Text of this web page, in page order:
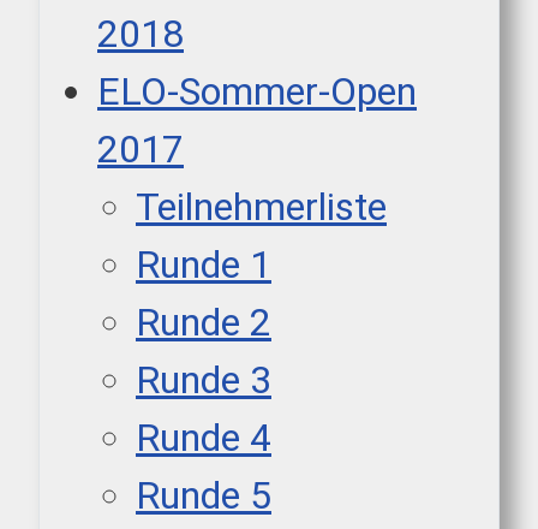
2018
ELO-Sommer-Open
2017
Teilnehmerliste
Runde 1
Runde 2
Runde 3
Runde 4
Runde 5